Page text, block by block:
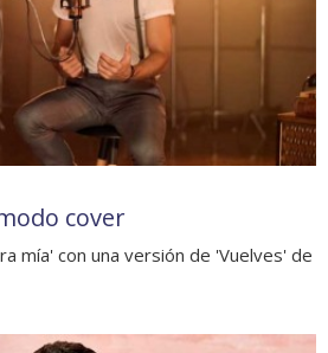
cover
mía' con una versión de 'Vuelves' de